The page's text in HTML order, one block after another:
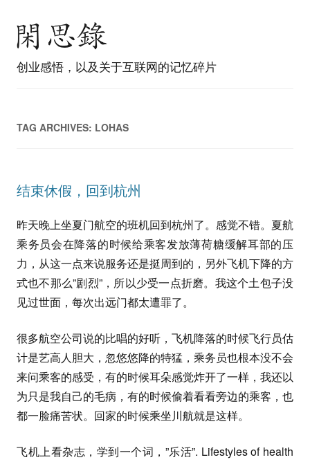
创业感悟，以及关于互联网的记忆碎片
TAG ARCHIVES: LOHAS
结束休假，回到杭州
昨天晚上坐夏门航空的班机回到杭州了。感觉不错。夏航
乘务员会在降落的时候给乘客发放薄荷糖缓解耳部的压
力，从这一点来说服务还是挺周到的，另外飞机下降的方
式也不那么”剧烈”，所以少受一点折磨。我这个土包子没
见过世面，每次出远门都太遭罪了。
很多航空公司说的比唱的好听，飞机降落的时候飞行员估
计是艺高人胆大，忽悠悠降的特猛，乘务员也根本没不会
来问乘客的感受，有的时候耳朵感觉炸开了一样，我还以
为只是我自己的毛病，有的时候偷着看看旁边的乘客，也
都一脸痛苦状。回家的时候乘坐川航就是这样。
飞机上看杂志，学到一个词，”乐活”. Lifestyles of health